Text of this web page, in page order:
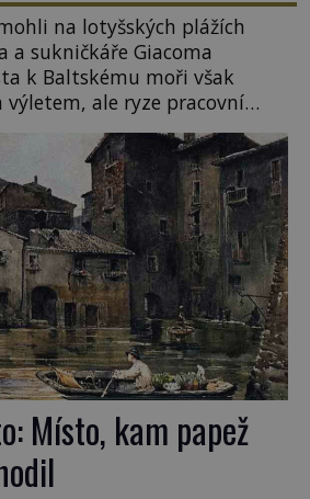
na lotyšských plážích
sukničkáře Giacoma
k Baltskému moři však
ale ryze pracovní
Jaký cíl Casanova
procházel uličkami
v Pobaltí kontaktoval
Nebyl v této oblasti žádným
do zednářské […]
Místo, kam papež